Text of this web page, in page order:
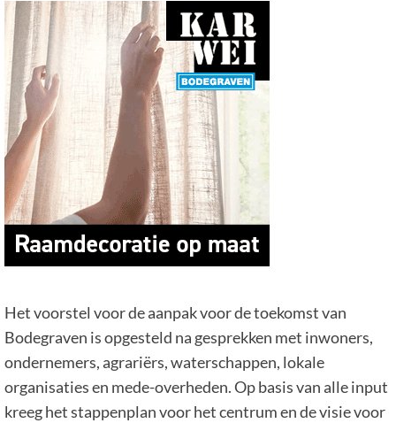
Het voorstel voor de aanpak voor de toekomst van
Bodegraven is opgesteld na gesprekken met inwoners,
ondernemers, agrariërs, waterschappen, lokale
organisaties en mede-overheden. Op basis van alle input
kreeg het stappenplan voor het centrum en de visie voor